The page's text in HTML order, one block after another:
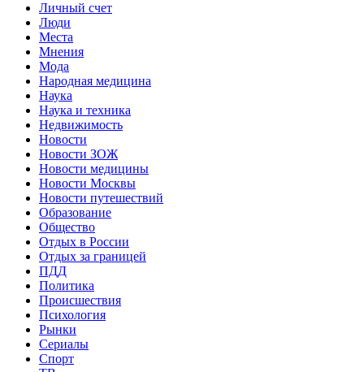
Личный счет
Люди
Места
Мнения
Мода
Народная медицина
Наука
Наука и техника
Недвижимость
Новости
Новости ЗОЖ
Новости медицины
Новости Москвы
Новости путешествий
Образование
Общество
Отдых в России
Отдых за границей
ПДД
Политика
Происшествия
Психология
Рынки
Сериалы
Спорт